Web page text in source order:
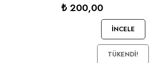
₺ 200,00
İNCELE
TÜKENDI!